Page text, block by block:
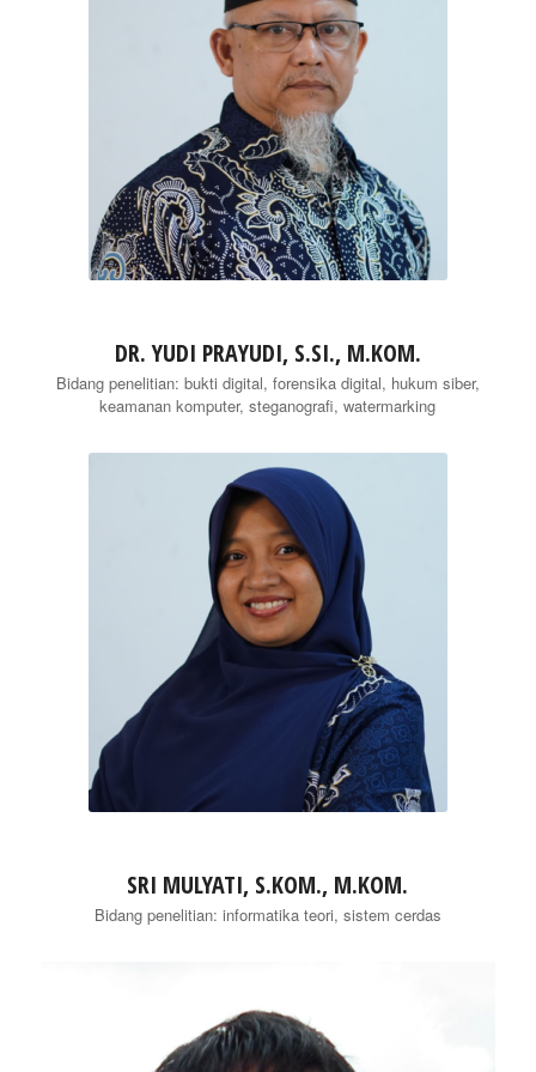
DR. YUDI PRAYUDI, S.SI., M.KOM.
Bidang penelitian: bukti digital, forensika digital, hukum siber,
keamanan komputer, steganografi, watermarking
SRI MULYATI, S.KOM., M.KOM.
Bidang penelitian: informatika teori, sistem cerdas